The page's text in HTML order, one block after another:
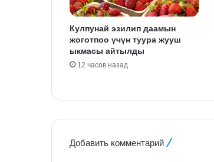
Кулпунай эзилип даамын
жоготпоо үчүн туура жууш
ыкмасы айтылды
12 часов назад
Добавить комментарий